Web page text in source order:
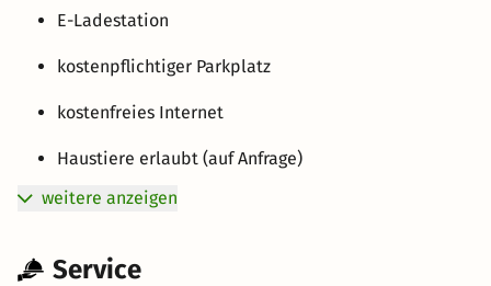
E-Ladestation
kostenpflichtiger Parkplatz
kostenfreies Internet
Haustiere erlaubt (auf Anfrage)
weitere anzeigen
Service